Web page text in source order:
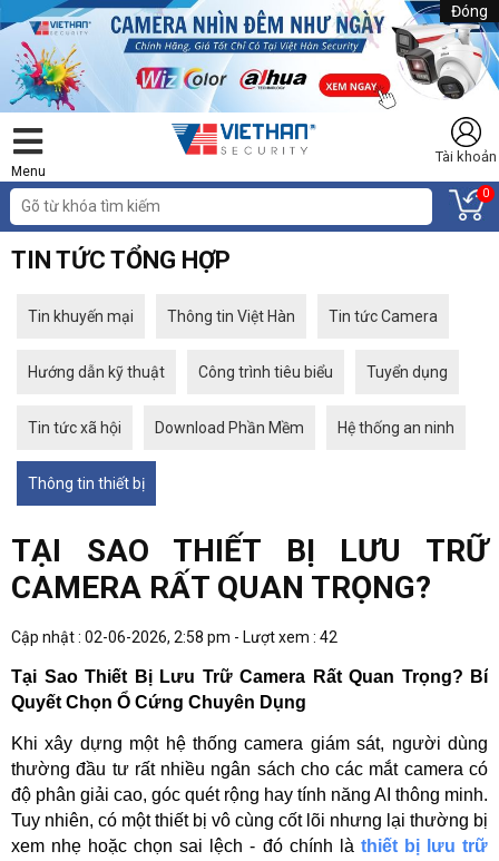
Đóng
Menu
Tài khoản
0
TIN TỨC TỔNG HỢP
Tin khuyến mại Thông tin Việt Hàn Tin tức Camera
Hướng dẫn kỹ thuật Công trình tiêu biểu Tuyển dụng
Tin tức xã hội Download Phần Mềm Hệ thống an ninh
Thông tin thiết bị
TẠI SAO THIẾT BỊ LƯU TRỮ
CAMERA RẤT QUAN TRỌNG?
Cập nhật : 02-06-2026, 2:58 pm - Lượt xem : 42
Tại Sao Thiết Bị Lưu Trữ Camera Rất Quan Trọng? Bí
Quyết Chọn Ổ Cứng Chuyên Dụng
Khi xây dựng một hệ thống camera giám sát, người dùng
thường đầu tư rất nhiều ngân sách cho các mắt camera có
độ phân giải cao, góc quét rộng hay tính năng AI thông minh.
Tuy nhiên, có một thiết bị vô cùng cốt lõi nhưng lại thường bị
xem nhẹ hoặc chọn sai lệch - đó chính là thiết bị lưu trữ